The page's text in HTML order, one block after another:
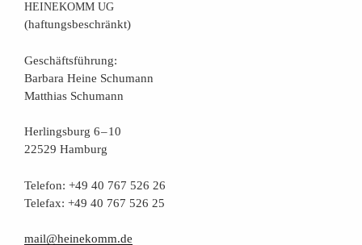
HEINEKOMM UG
(haf­tungs­be­schränkt)
Geschäfts­füh­rung:
Bar­ba­ra Hei­ne Schumann
Mat­thi­as Schumann
Her­lings­burg 6 – 10
22529 Hamburg
Tele­fon: +49 40 767 526 26
Tele­fax: +49 40 767 526 25
mail@heinekomm.de